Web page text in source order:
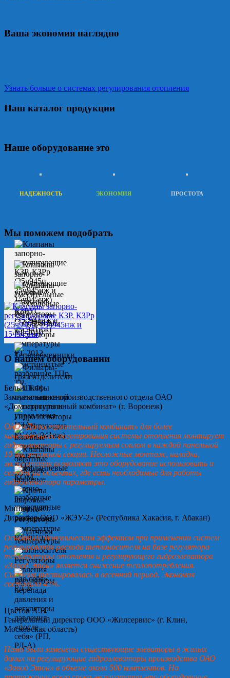
Ваша экономия наглядно
Узнать больше о системах регулирования отопления
Наш каталог продукции
Наше оборудование это
НАДЕЖНОСТЬ ЭКОНОМИЯ ПРОСТОТА
Мы поможем подобрать
О нашем оборудовании
Белых Т.Ф.
Замначальника производственного отдела ОАО
«Домостроительный комбинат» (г. Воронеж)
ОАО «Домостроительный комбинат» для более
качественного регулирования системы отопления монтирует
гидроэлеваторы с регулируемым соплом в каждой панельной
10-ти этажной секции. Несложные монтаж, наладка,
эксплуатация позволяют это оборудование использовать и
сегодня на объектах, где есть необходимые для работы
гидроэлеватора параметры.
Минин А.Ю.
Директор ООО «ЖЭУ-2» (Республика Хакасия, г. Абакан)
Основным экономическим эффектом при применении систем
регулирования расхода теплоносителя на базе регулятора
температуры отопления и регулирующего гидроэлеватора
«Завод Этон» является снижение теплопотребления.
Система тестировалась в весенний период. Экономия
составила 42%.
Цветов А.В.
Генеральный директор ООО «Жилсервис» (г. Клин,
Московская область)
Нами были заменены существующие элеваторы в жилых
домах на регулирующие гидроэлеваторы производства ОАО
«Завод Этон» в объеме около 500 комплектов. На